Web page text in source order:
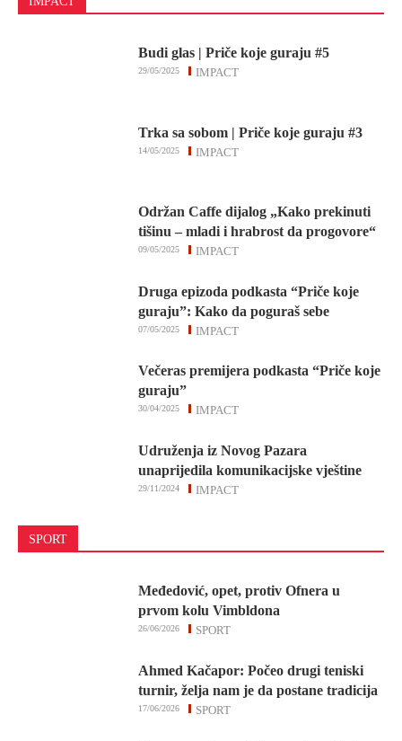
Budi glas | Priče koje guraju #5
IMPACT
29/05/2025
Trka sa sobom | Priče koje guraju #3
IMPACT
14/05/2025
Održan Caffe dijalog „Kako prekinuti
tišinu – mladi i hrabrost da progovore“
IMPACT
09/05/2025
Druga epizoda podkasta “Priče koje
guraju”: Kako da poguraš sebe
IMPACT
07/05/2025
Večeras premijera podkasta “Priče koje
guraju”
IMPACT
30/04/2025
Udruženja iz Novog Pazara
unaprijedila komunikacijske vještine
IMPACT
29/11/2024
SPORT
Međedović, opet, protiv Ofnera u
prvom kolu Vimbldona
SPORT
26/06/2026
Ahmed Kačapor: Počeo drugi teniski
turnir, želja nam je da postane tradicija
SPORT
17/06/2026